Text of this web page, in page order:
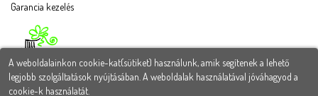
A weboldalainkon cookie-kat(sütiket) használunk, amik segítenek a lehető
legjobb szolgáltatások nyújtásában. A weboldalak használatával jóváhagyod a
cookie-k használatát.
Garancia kezelés
Tortadekorációs webáruház - Magyarországon egyre népszerűbb